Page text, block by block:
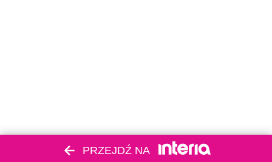
PRZEJDŹ NA